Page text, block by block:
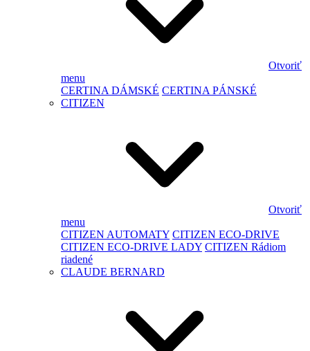
Otvoriť
menu
CERTINA DÁMSKÉ CERTINA PÁNSKÉ
CITIZEN
Otvoriť
menu
CITIZEN AUTOMATY CITIZEN ECO-DRIVE
CITIZEN ECO-DRIVE LADY CITIZEN Rádiom
riadené
CLAUDE BERNARD